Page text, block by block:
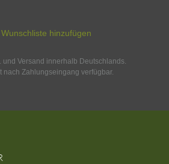
hinzufügen
und Versand innerhalb Deutschlands.
nach Zahlungseingang verfügbar.